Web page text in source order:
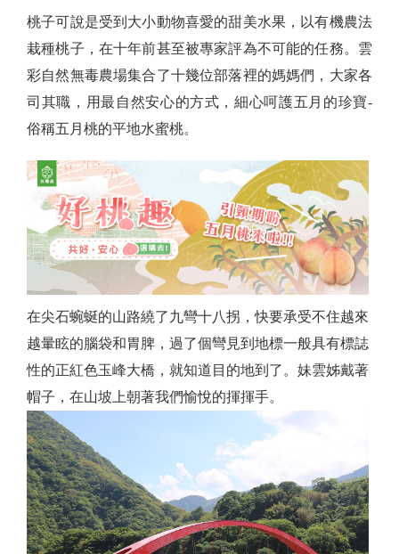
桃子可說是受到大小動物喜愛的甜美水果，以有機農法
栽種桃子，在十年前甚至被專家評為不可能的任務。雲
彩自然無毒農場集合了十幾位部落裡的媽媽們，大家各
司其職，用最自然安心的方式，細心呵護五月的珍寶-
俗稱五月桃的平地水蜜桃。
在尖石蜿蜒的山路繞了九彎十八拐，快要承受不住越來
越暈眩的腦袋和胃脾，過了個彎見到地標一般具有標誌
性的正紅色玉峰大橋，就知道目的地到了。妹雲姊戴著
帽子，在山坡上朝著我們愉悅的揮揮手。